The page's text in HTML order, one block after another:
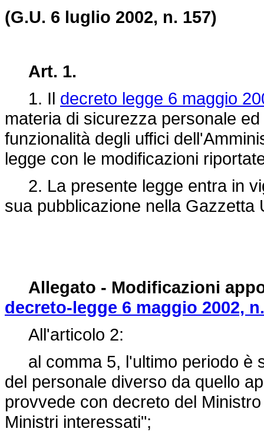
(G.U. 6 luglio 2002, n. 157)
Art. 1.
1. Il decreto legge 6 maggio
materia di sicurezza personale
funzionalità degli uffici
legge con le modificazioni
2. La presente legge entra in
sua pubblicazione nella Gazzetta
Allegato - Modificazioni
decreto-legge 6 maggio 2002,
All'articolo 2:
al comma 5, l'ultimo periodo è
del personale diverso da quello
provvede con decreto del
Ministri interessati";